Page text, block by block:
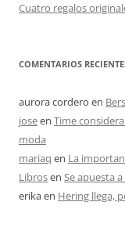
Cuatro regalos
COMENTARIOS
aurora cordero en
joseen Time
moda
mariaq en La
Librosen Se apuesta
erikaen Hering llega,